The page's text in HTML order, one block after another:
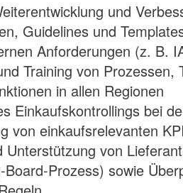
und
Guidelines und
Anforderungen (z. B.
Training von Prozessen,
in allen Regionen
Einkaufskontrollings bei
von einkaufsrelevanten
Unterstützung von
Board-Prozess) sowie